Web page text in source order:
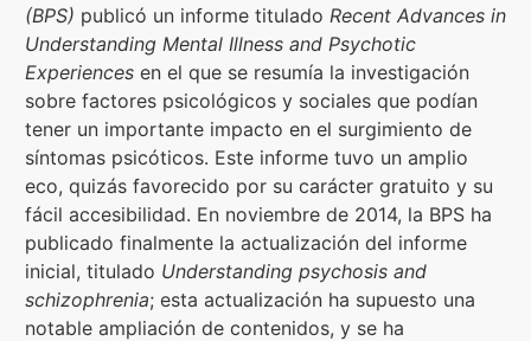
Formación
Boletín
(BPS) publicó un informe titulado Recent Advances in
Understanding Mental Illness and Psychotic
Experiences en el que se resumía la investigación
sobre factores psicológicos y sociales que podían
tener un importante impacto en el surgimiento de
síntomas psicóticos. Este informe tuvo un amplio
eco, quizás favorecido por su carácter gratuito y su
fácil accesibilidad. En noviembre de 2014, la BPS ha
publicado finalmente la actualización del informe
inicial, titulado Understanding psychosis and
schizophrenia; esta actualización ha supuesto una
notable ampliación de contenidos, y se ha